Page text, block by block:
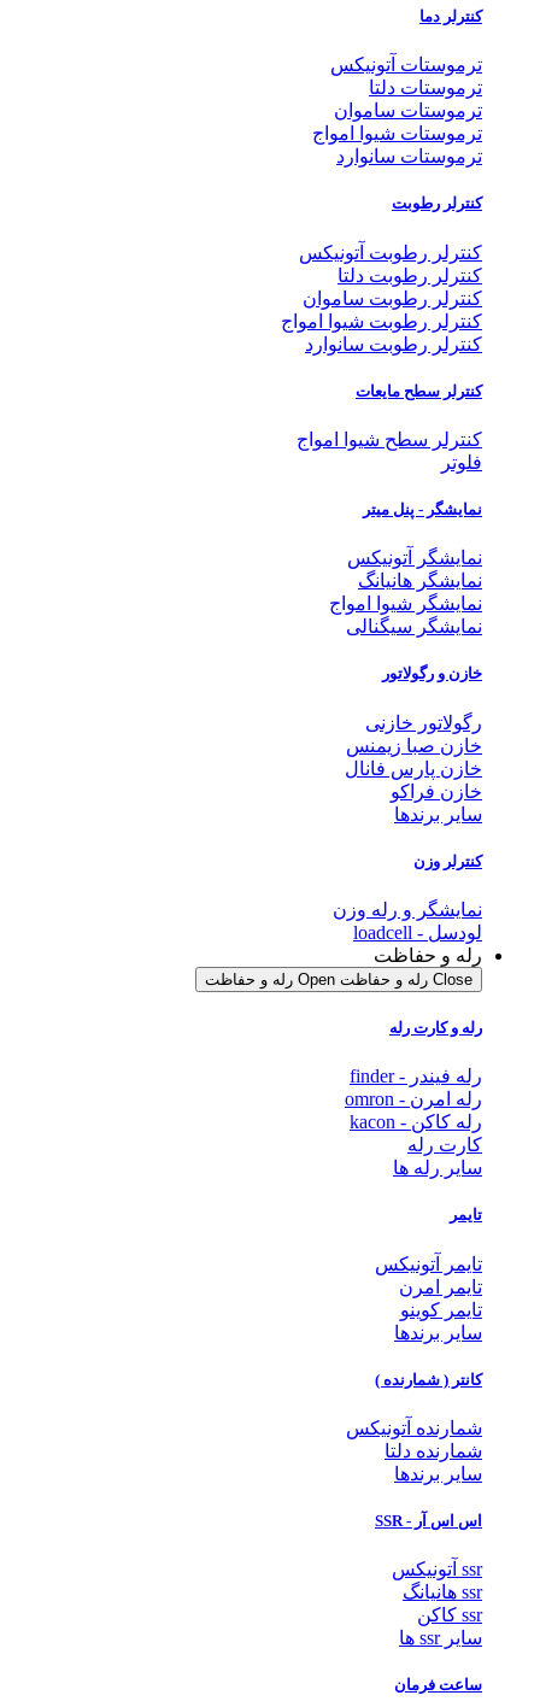
کنترلر دما
ترموستات آتونیکس
ترموستات دلتا
ترموستات ساموان
ترموستات شیوا امواج
ترموستات سانوارد
کنترلر رطوبت
کنترلر رطوبت آتونیکس
کنترلر رطوبت دلتا
کنترلر رطوبت ساموان
کنترلر رطوبت شیوا امواج
کنترلر رطوبت سانوارد
کنترلر سطح مایعات
کنترلر سطح شیوا امواج
فلوتر
نمایشگر - پنل میتر
نمایشگر آتونیکس
نمایشگر هانیانگ
نمایشگر شیوا امواج
نمایشگر سیگنالی
خازن و رگولاتور
رگولاتور خازنی
خازن صبا زیمنس
خازن پارس فانال
خازن فراکو
سایر برندها
کنترلر وزن
نمایشگر و رله وزن
لودسل - loadcell
رله و حفاظت
Close رله و حفاظت Open رله و حفاظت
رله و کارت رله
رله فیندر - finder
رله امرن - omron
رله کاکن - kacon
کارت رله
سایر رله ها
تایمر
تایمر آتونیکس
تایمر امرن
تایمر کوینو
سایر برندها
کانتر ( شمارنده )
شمارنده آتونیکس
شمارنده دلتا
سایر برندها
اس اس آر - SSR
ssr آتونیکس
ssr هانیانگ
ssr کاکن
سایر ssr ها
ساعت فرمان